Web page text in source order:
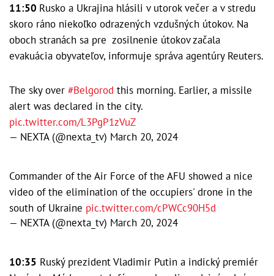
11:50 Rusko a Ukrajina hlásili v utorok večer a v stredu
skoro ráno niekoľko odrazených vzdušných útokov. Na
oboch stranách sa pre zosilnenie útokov začala
evakuácia obyvateľov, informuje správa agentúry Reuters.
The sky over #Belgorod this morning. Earlier, a missile
alert was declared in the city.
pic.twitter.com/L3PgP1zVuZ
— NEXTA (@nexta_tv) March 20, 2024
Commander of the Air Force of the AFU showed a nice
video of the elimination of the occupiers' drone in the
south of Ukraine pic.twitter.com/cPWCc90H5d
— NEXTA (@nexta_tv) March 20, 2024
10:35 Ruský prezident Vladimir Putin a indický premiér